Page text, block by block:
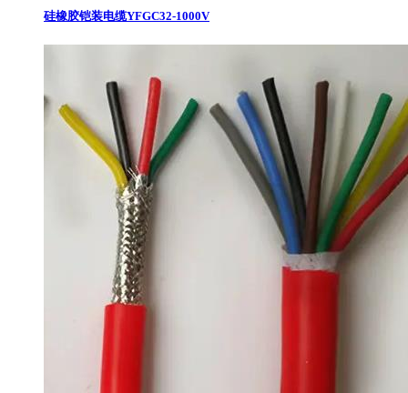
硅橡胶铠装电缆YFGC32-1000V